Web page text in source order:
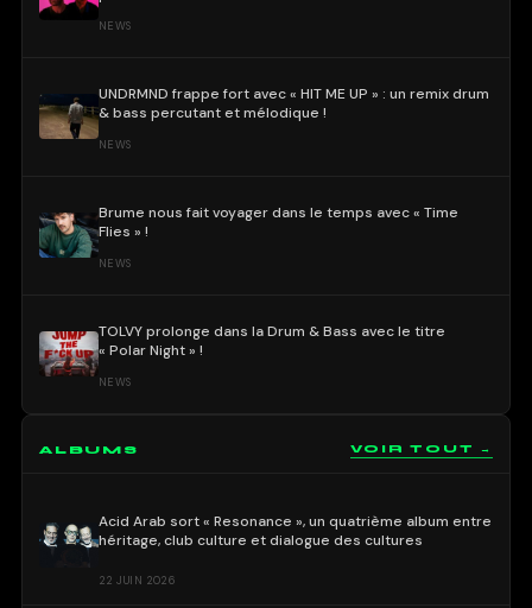
NEWS
UNDRMND frappe fort avec « HIT ME UP » : un remix drum
& bass percutant et mélodique !
NEWS
Brume nous fait voyager dans le temps avec « Time
Flies » !
NEWS
TOLVY prolonge dans la Drum & Bass avec le titre
« Polar Night » !
NEWS
ALBUMS VOIR TOUT →
Acid Arab sort « Resonance », un quatrième album entre
héritage, club culture et dialogue des cultures
22 JUIN 2026